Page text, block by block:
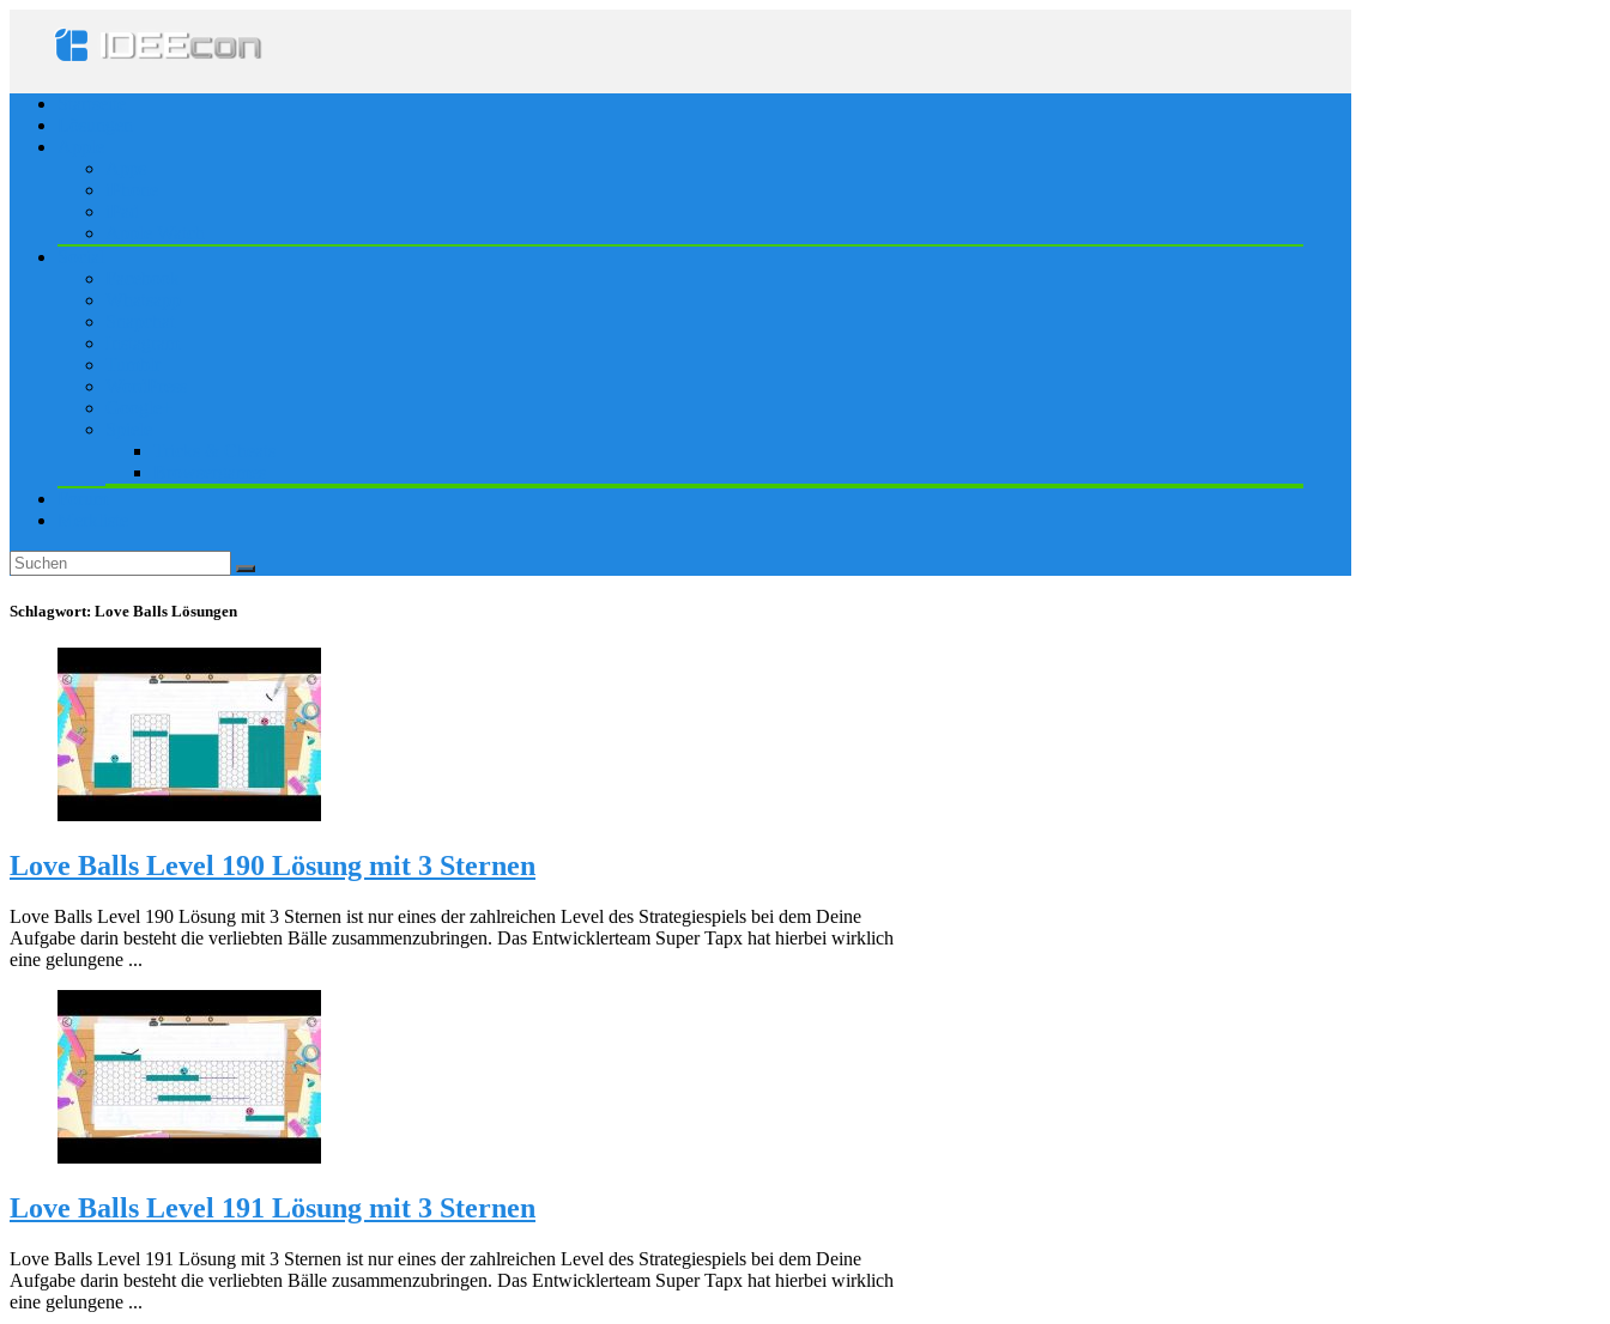
Schlagwort: Love Balls Lösungen
Love Balls Level 190 Lösung mit 3 Sternen
Love Balls Level 190 Lösung mit 3 Sternen ist nur eines der zahlreichen Level des Strategiespiels bei dem Deine
Aufgabe darin besteht die verliebten Bälle zusammenzubringen. Das Entwicklerteam Super Tapx hat hierbei wirklich
eine gelungene ...
Love Balls Level 191 Lösung mit 3 Sternen
Love Balls Level 191 Lösung mit 3 Sternen ist nur eines der zahlreichen Level des Strategiespiels bei dem Deine
Aufgabe darin besteht die verliebten Bälle zusammenzubringen. Das Entwicklerteam Super Tapx hat hierbei wirklich
eine gelungene ...